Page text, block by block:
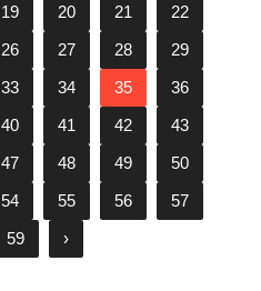
19 20 21
22
26 27 28
29
33 34 35
36
40 41 42
43
47 48 49
50
54 55 56
57
59 ›